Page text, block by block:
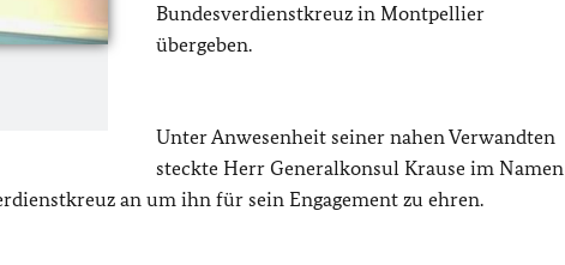
Bundesverdienstkreuz in Montpellier
übergeben.
Unter Anwesenheit seiner nahen Verwandten
steckte Herr Generalkonsul Krause im Namen
an um ihn für sein Engagement zu ehren.